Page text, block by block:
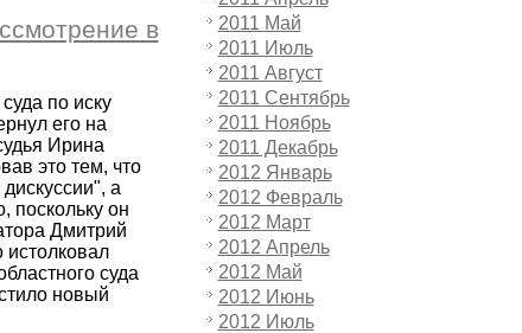
в
по иску
его на
Ирина
это тем, что
а
поскольку он
Дмитрий
истолковал
суда
новый
2011 Май
2011 Июль
2011 Август
2011 Сентябрь
2011 Ноябрь
2011 Декабрь
2012 Январь
2012 Февраль
2012 Март
2012 Апрель
2012 Май
2012 Июнь
2012 Июль